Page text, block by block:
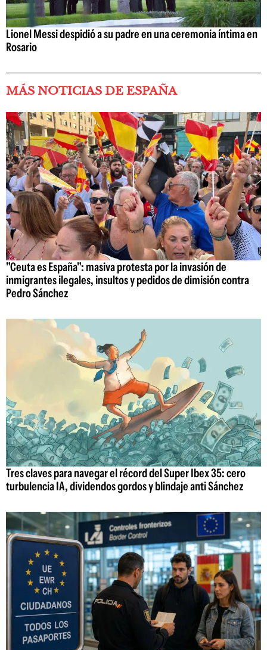
Lionel Messi despidió a su padre en una ceremonia íntima en
Rosario
MÁS NOTICIAS DE ESPAÑA
"Ceuta es España": masiva protesta por la invasión de
inmigrantes ilegales, insultos y pedidos de dimisión contra
Pedro Sánchez
Tres claves para navegar el récord del Super Ibex 35: cero
turbulencia IA, dividendos gordos y blindaje anti Sánchez